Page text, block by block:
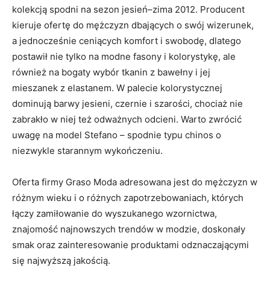
kolekcją spodni na sezon jesień–zima 2012. Producent
kieruje ofertę do mężczyzn dbających o swój wizerunek,
a jednocześnie ceniących komfort i swobodę, dlatego
postawił nie tylko na modne fasony i kolorystykę, ale
również na bogaty wybór tkanin z bawełny i jej
mieszanek z elastanem. W palecie kolorystycznej
dominują barwy jesieni, czernie i szarości, chociaż nie
zabrakło w niej też odważnych odcieni. Warto zwrócić
uwagę na model Stefano – spodnie typu chinos o
niezwykle starannym wykończeniu.
Oferta firmy Graso Moda adresowana jest do mężczyzn w
różnym wieku i o różnych zapotrzebowaniach, których
łączy zamiłowanie do wyszukanego wzornictwa,
znajomość najnowszych trendów w modzie, doskonały
smak oraz zainteresowanie produktami odznaczającymi
się najwyższą jakością.